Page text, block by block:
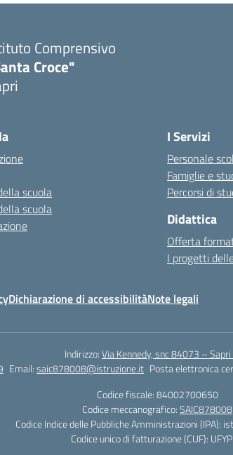
Comprensivo
Croce"
scuola
scuola
I Servizi
Personale
Famiglie e
Percorsi di
Didattica
Offerta
I progetti
Dichiarazione di accessibilitàNote legali
Indirizzo:Via Kennedy, snc 84073 – Sapri
Email:saic878008@istruzione.it Posta elettronica
Codice fiscale: 84002700650
Codice meccanografico:SAIC878008
Codice Indice delle Pubbliche Amministrazioni (IPA):
Codice unico di fatturazione (CUF):